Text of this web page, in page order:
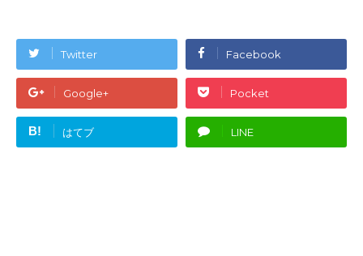
Twitter Facebook
Google+ Pocket
B! はてブ LINE